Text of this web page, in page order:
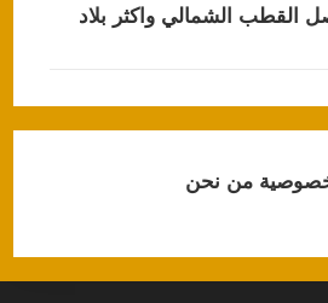
القطب الشمالي واكثر بلاد
من نحن